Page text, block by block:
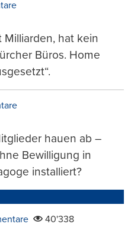
hat kein
Büros. Home
hauen ab –
Bewilligung in
installiert?
40'338